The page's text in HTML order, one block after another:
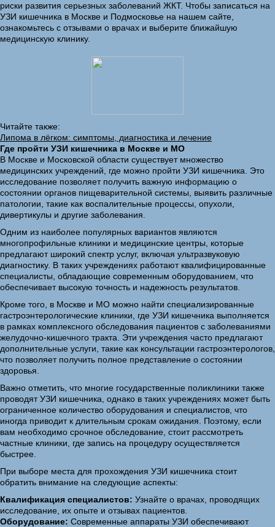
риски развития серьезных заболеваний ЖКТ. Чтобы записаться на
УЗИ кишечника в Москве и Подмосковье на нашем сайте,
ознакомьтесь с отзывами о врачах и выберите ближайшую
медицинскую клинику.
Читайте также:
Липома в лёгком: симптомы, диагностика и лечение
Где пройти УЗИ кишечника в Москве и МО
В Москве и Московской области существует множество
медицинских учреждений, где можно пройти УЗИ кишечника. Это
исследование позволяет получить важную информацию о
состоянии органов пищеварительной системы, выявить различные
патологии, такие как воспалительные процессы, опухоли,
дивертикулы и другие заболевания.
Одним из наиболее популярных вариантов являются
многопрофильные клиники и медицинские центры, которые
предлагают широкий спектр услуг, включая ультразвуковую
диагностику. В таких учреждениях работают квалифицированные
специалисты, обладающие современным оборудованием, что
обеспечивает высокую точность и надежность результатов.
Кроме того, в Москве и МО можно найти специализированные
гастроэнтерологические клиники, где УЗИ кишечника выполняется
в рамках комплексного обследования пациентов с заболеваниями
желудочно-кишечного тракта. Эти учреждения часто предлагают
дополнительные услуги, такие как консультации гастроэнтерологов,
что позволяет получить полное представление о состоянии
здоровья.
Важно отметить, что многие государственные поликлиники также
проводят УЗИ кишечника, однако в таких учреждениях может быть
ограниченное количество оборудования и специалистов, что
иногда приводит к длительным срокам ожидания. Поэтому, если
вам необходимо срочное обследование, стоит рассмотреть
частные клиники, где запись на процедуру осуществляется
быстрее.
При выборе места для прохождения УЗИ кишечника стоит
обратить внимание на следующие аспекты:
Квалификация специалистов: Узнайте о врачах, проводящих
исследование, их опыте и отзывах пациентов.
Оборудование: Современные аппараты УЗИ обеспечивают